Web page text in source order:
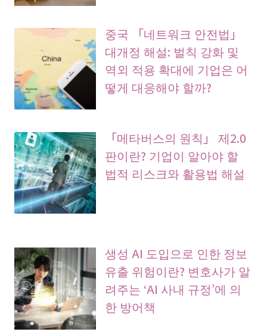
중국 「네트워크 안전법」
대개정 해설: 벌칙 강화 및
역외 적용 확대에 기업은 어
떻게 대응해야 할까?
「메타버스의 원칙」 제2.0
판이란? 기업이 알아야 할
법적 리스크와 활용법 해설
생성 AI 도입으로 인한 정보
유출 위험이란? 변호사가 알
려주는 ‘AI 사내 규정’에 의
한 방어책